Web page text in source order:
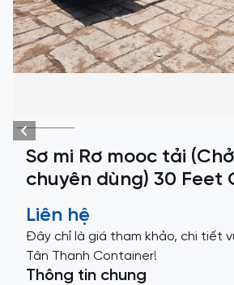
Sơ mi Rơ mooc tải
chuyên dùng) 30 Feet
Liên hệ
Đây chỉ là giá tham khảo, chi tiết
Tân Thanh Container!
Thông tin chung